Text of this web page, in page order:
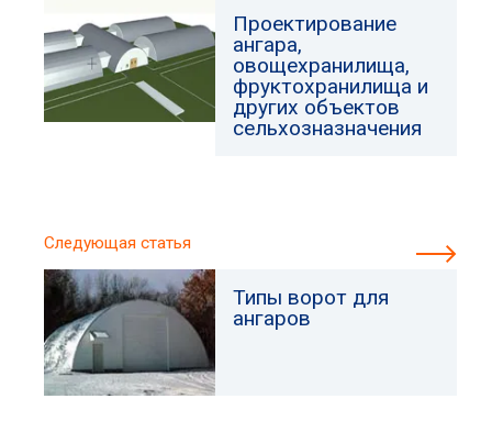
Проектирование
ангара,
овощехранилища,
фруктохранилища и
других объектов
сельхозназначения
Следующая статья
Типы ворот для
ангаров